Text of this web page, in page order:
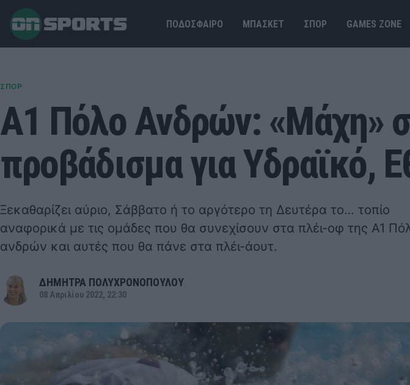
ΠΟΔΟΣΦΑΙΡΟ ΜΠΑΣΚΕΤ ΣΠΟΡ GAMES ΖΟΝΕ
ΣΠΟΡ
Α1 Πόλο Ανδρών: «Μάχη»
προβάδισμα για Υδραϊκό,
Ξεκαθαρίζει αύριο, Σάββατο ή το αργότερο τη Δευτέρα το… τοπίο
αναφορικά με τις ομάδες που θα συνεχίσουν στα πλέι-οφ της Α1
ανδρών και αυτές που θα πάνε στα πλέι-άουτ.
ΔΗΜΗΤΡΑ ΠΟΛΥΧΡΟΝΟΠΟΥΛΟΥ
08 Απριλίου 2022, 22:30